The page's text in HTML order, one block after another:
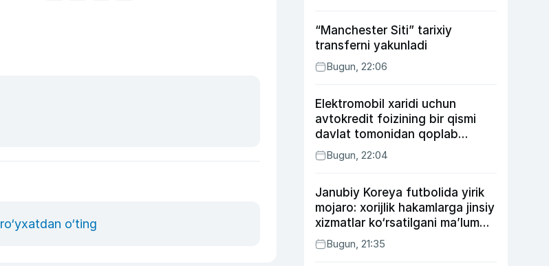
ro‘yxatdan o‘ting
“Manchester Siti” tarixiy
transferni yakunladi
Bugun, 22:06
Elektromobil xaridi uchun
avtokredit foizining bir qismi
davlat tomonidan qoplab
berilishi mumkin
Bugun, 22:04
Janubiy Koreya futbolida yirik
mojaro: xorijlik hakamlarga jinsiy
xizmatlar ko‘rsatilgani ma’lum
qilindi
Bugun, 21:35